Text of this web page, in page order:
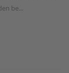
be...